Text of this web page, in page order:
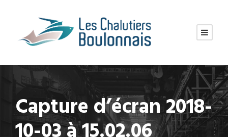
Capture d’écran 2018-